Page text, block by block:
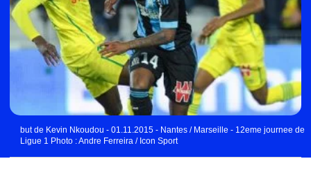
but de Kevin Nkoudou - 01.11.2015 - Nantes / Marseille - 12eme journee de
Ligue 1 Photo : Andre Ferreira / Icon Sport